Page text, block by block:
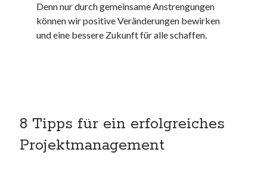
nordsee
nordsee urlaub
ostsee
sportunterricht
türmaße
Denn nur durch gemeinsame Anstrengungen
können wir positive Veränderungen bewirken
und eine bessere Zukunft für alle schaffen.
8 Tipps für ein erfolgreiches
Projektmanagement